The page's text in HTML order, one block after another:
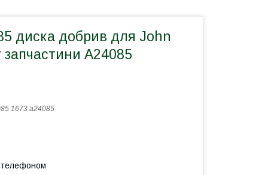
диска добрив для John
А24085
1673 а24085
телефоном